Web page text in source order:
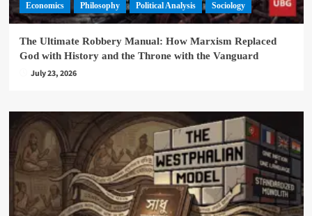
Economics Philosophy Political Analysis Sociology
The Ultimate Robbery Manual: How Marxism Replaced
God with History and the Throne with the Vanguard
July 23, 2026